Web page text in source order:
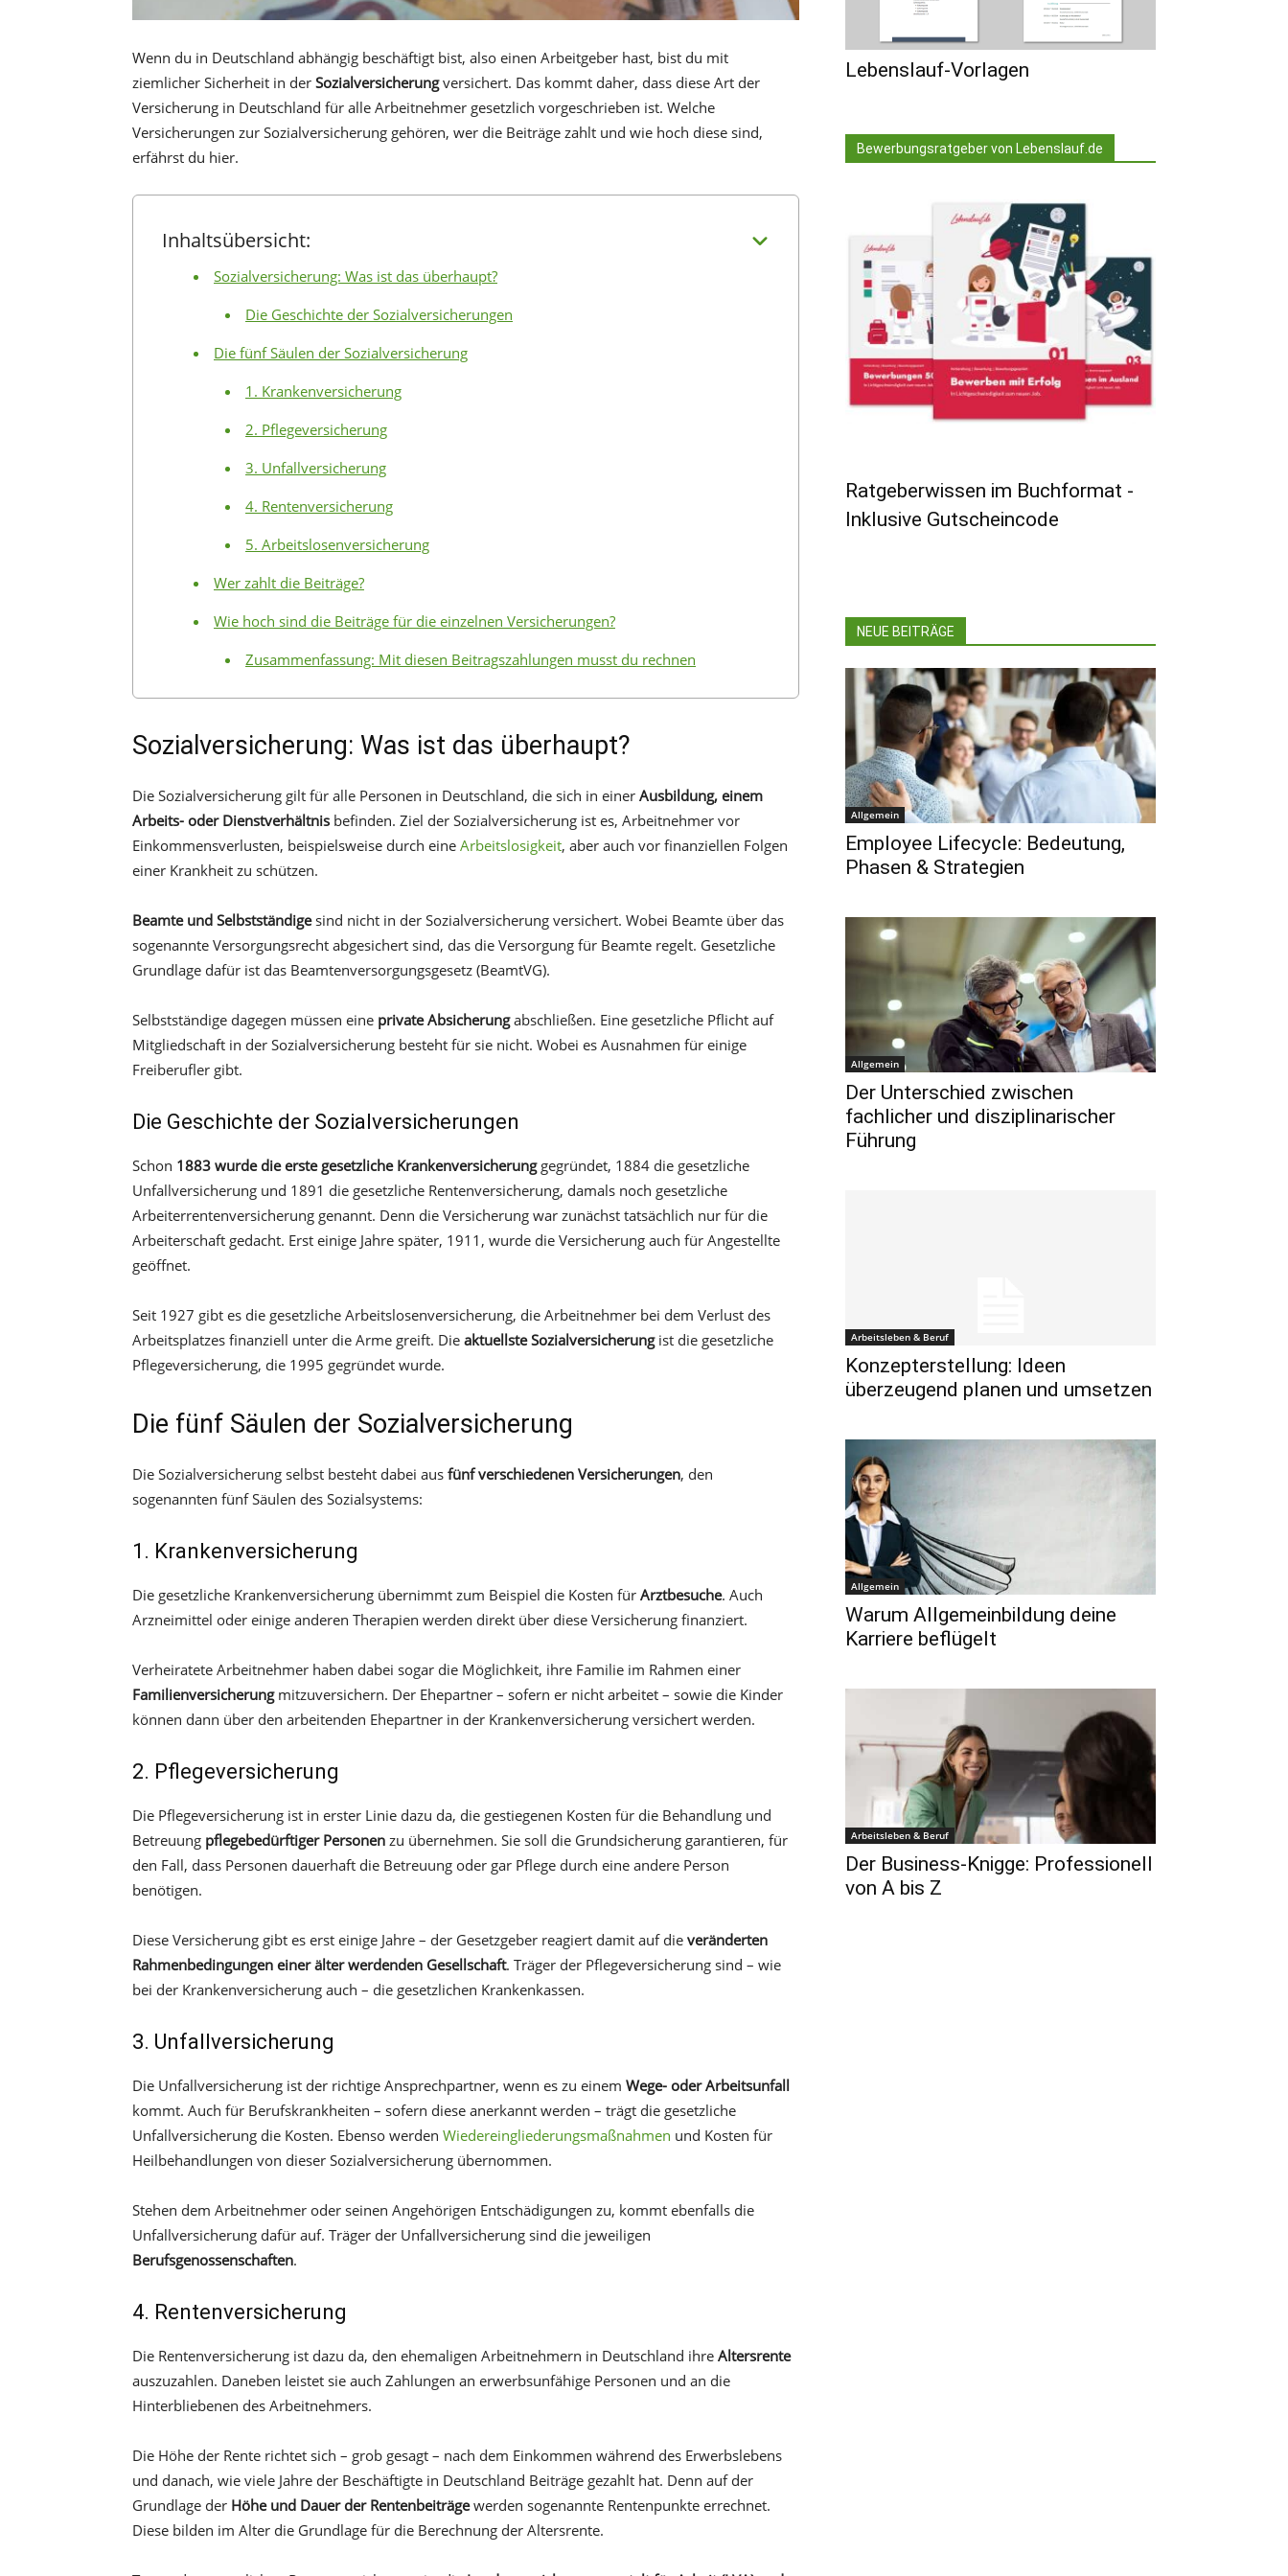
Wenn du in Deutschland abhängig beschäftigt bist, also einen Arbeitgeber hast, bist du mit
ziemlicher Sicherheit in der Sozialversicherungversichert. Das kommt daher, dass diese Art der
Versicherung in Deutschland für alle Arbeitnehmer gesetzlich vorgeschrieben ist. Welche
Versicherungen zur Sozialversicherung gehören, wer die Beiträge zahlt und wie hoch diese sind,
erfährst du hier.
Inhaltsübersicht:
Sozialversicherung: Was ist das überhaupt?
Die Geschichte der Sozialversicherungen
Die fünf Säulen der Sozialversicherung
1. Krankenversicherung
2. Pflegeversicherung
3. Unfallversicherung
4. Rentenversicherung
5. Arbeitslosenversicherung
Wer zahlt die Beiträge?
Wie hoch sind die Beiträge für die einzelnen Versicherungen?
Zusammenfassung: Mit diesen Beitragszahlungen musst du rechnen
Sozialversicherung: Was ist das überhaupt?
Die Sozialversicherung gilt für alle Personen in Deutschland, die sich in einer Ausbildung, einem
Arbeits- oder Dienstverhältnis befinden. Ziel der Sozialversicherung ist es, Arbeitnehmer vor
Einkommensverlusten, beispielsweise durch eine Arbeitslosigkeit, aber auch vor finanziellen Folgen
einer Krankheit zu schützen.
Beamte und Selbstständigesind nicht in der Sozialversicherung versichert. Wobei Beamte über das
sogenannte Versorgungsrecht abgesichert sind, das die Versorgung für Beamte regelt. Gesetzliche
Grundlage dafür ist das Beamtenversorgungsgesetz (BeamtVG).
Selbstständige dagegen müssen eine private Absicherungabschließen. Eine gesetzliche Pflicht auf
Mitgliedschaft in der Sozialversicherung besteht für sie nicht. Wobei es Ausnahmen für einige
Freiberufler gibt.
Die Geschichte der Sozialversicherungen
Schon 1883 wurde die erste gesetzliche Krankenversicherunggegründet, 1884 die gesetzliche
Unfallversicherung und 1891 die gesetzliche Rentenversicherung, damals noch gesetzliche
Arbeiterrentenversicherung genannt. Denn die Versicherung war zunächst tatsächlich nur für die
Arbeiterschaft gedacht. Erst einige Jahre später, 1911, wurde die Versicherung auch für Angestellte
geöffnet.
Seit 1927 gibt es die gesetzliche Arbeitslosenversicherung, die Arbeitnehmer bei dem Verlust des
Arbeitsplatzes finanziell unter die Arme greift. Die aktuellste Sozialversicherungist die gesetzliche
Pflegeversicherung, die 1995 gegründet wurde.
Die fünf Säulen der Sozialversicherung
Die Sozialversicherung selbst besteht dabei aus fünf verschiedenen Versicherungen, den
sogenannten fünf Säulen des Sozialsystems:
1. Krankenversicherung
Die gesetzliche Krankenversicherung übernimmt zum Beispiel die Kosten für Arztbesuche. Auch
Arzneimittel oder einige anderen Therapien werden direkt über diese Versicherung finanziert.
Verheiratete Arbeitnehmer haben dabei sogar die Möglichkeit, ihre Familie im Rahmen einer
Familienversicherungmitzuversichern. Der Ehepartner – sofern er nicht arbeitet – sowie die Kinder
können dann über den arbeitenden Ehepartner in der Krankenversicherung versichert werden.
2. Pflegeversicherung
Die Pflegeversicherung ist in erster Linie dazu da, die gestiegenen Kosten für die Behandlung und
Betreuung pflegebedürftiger Personen zu übernehmen. Sie soll die Grundsicherung garantieren, für
den Fall, dass Personen dauerhaft die Betreuung oder gar Pflege durch eine andere Person
benötigen.
Diese Versicherung gibt es erst einige Jahre – der Gesetzgeber reagiert damit auf die veränderten
Rahmenbedingungen einer älter werdenden Gesellschaft. Träger der Pflegeversicherung sind – wie
bei der Krankenversicherung auch – die gesetzlichen Krankenkassen.
3. Unfallversicherung
Die Unfallversicherung ist der richtige Ansprechpartner, wenn es zu einem Wege- oder Arbeitsunfall
kommt. Auch für Berufskrankheiten – sofern diese anerkannt werden – trägt die gesetzliche
Unfallversicherung die Kosten. Ebenso werden Wiedereingliederungsmaßnahmen und Kosten für
Heilbehandlungen von dieser Sozialversicherung übernommen.
Stehen dem Arbeitnehmer oder seinen Angehörigen Entschädigungen zu, kommt ebenfalls die
Unfallversicherung dafür auf. Träger der Unfallversicherung sind die jeweiligen
Berufsgenossenschaften.
4. Rentenversicherung
Die Rentenversicherung ist dazu da, den ehemaligen Arbeitnehmern in Deutschland ihre Altersrente
auszuzahlen. Daneben leistet sie auch Zahlungen an erwerbsunfähige Personen und an die
Hinterbliebenen des Arbeitnehmers.
Die Höhe der Rente richtet sich – grob gesagt – nach dem Einkommen während des Erwerbslebens
und danach, wie viele Jahre der Beschäftigte in Deutschland Beiträge gezahlt hat. Denn auf der
Grundlage der Höhe und Dauer der Rentenbeiträgewerden sogenannte Rentenpunkte errechnet.
Diese bilden im Alter die Grundlage für die Berechnung der Altersrente.
Lebenslauf-Vorlagen
Bewerbungsratgeber von Lebenslauf.de
Ratgeberwissen im Buchformat -
Inklusive Gutscheincode
NEUE BEITRÄGE
Allgemein
Employee Lifecycle: Bedeutung,
Phasen & Strategien
Allgemein
Der Unterschied zwischen
fachlicher und disziplinarischer
Führung
Arbeitsleben & Beruf
Konzepterstellung: Ideen
überzeugend planen und umsetzen
Allgemein
Warum Allgemeinbildung deine
Karriere beflügelt
Arbeitsleben & Beruf
Der Business-Knigge: Professionell
von A bis Z